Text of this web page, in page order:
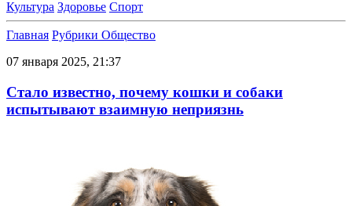
Культура Здоровье Спорт
Главная Рубрики Общество
07 января 2025, 21:37
Стало известно, почему кошки и собаки
испытывают взаимную неприязнь